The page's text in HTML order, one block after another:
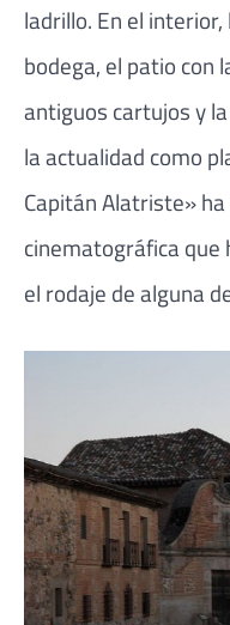
ladrillo. En el
bodega, el patio con
antiguos cartujos y
la actualidad como
Capitán Alatriste»
cinematográfica que
el rodaje de alguna